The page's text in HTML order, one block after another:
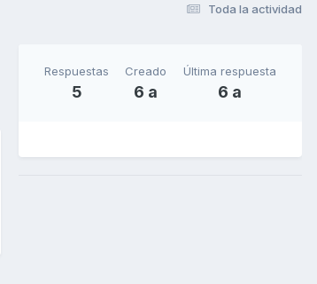
Toda la actividad
Respuestas
5
Creado
6 a
Última respuesta
6 a